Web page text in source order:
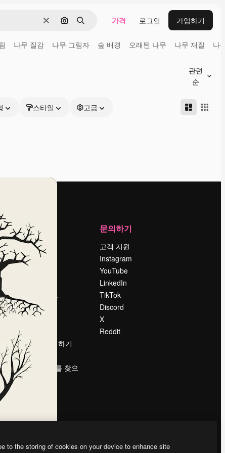
지우기이미지로 검색
검색 가격 로그인 가입하기
나무 질감 나무 그림자 숲 배경 오래된 나무 나무 재질 나
관련
순
스타일 고급
회사
가격
회사 소개
검색 트렌드
블로그
이벤트
Slidesgo
콘텐츠 판매하기
프레스룸
magnific.ai를 찾으
시나요?
문의하기
고객 지원
Instagram
YouTube
LinkedIn
TikTok
Discord
X
Reddit
to the storing of cookies on your device to enhance site